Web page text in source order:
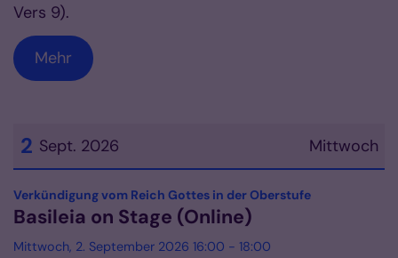
Vers 9).
Mehr
Mittwoch
2 Sept. 2026
Datum: 2. September 2026
Verkündigung vom Reich Gottes in der Oberstufe:
Basileia on Stage (Online)
Mittwoch, 2. September 2026 16:00 - 18:00